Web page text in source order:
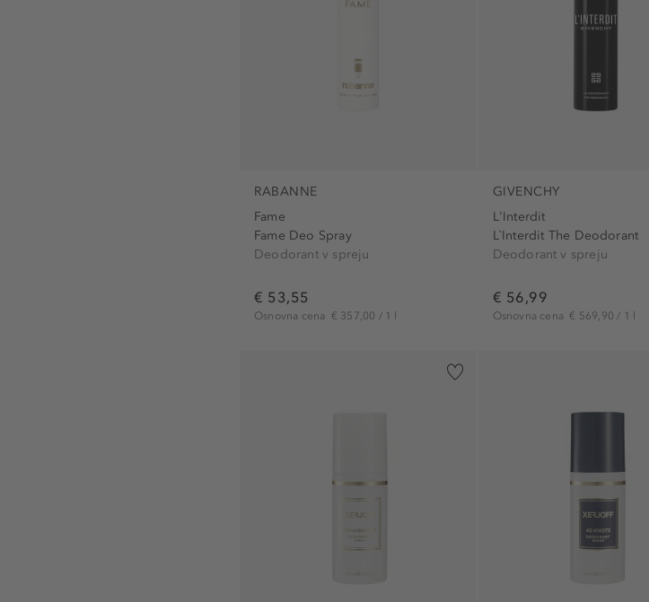
RABANNE
Fame
Fame Deo Spray
Deodorant v spreju
€ 53,55
Osnovna cena € 357,00 / 1 l
GIVENCHY
L'Interdit
L`Interdit The Deodorant
Deodorant v spreju
€ 56,99
Osnovna cena € 569,90 / 1 l